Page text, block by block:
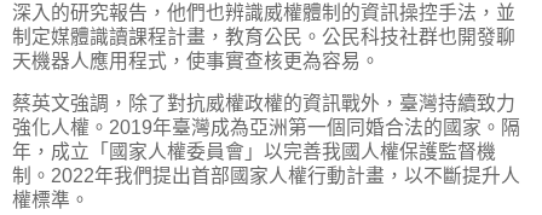
深入的研究報告，他們也辨識威權體制的資訊操控手法，並
制定媒體識讀課程計畫，教育公民。公民科技社群也開發聊
天機器人應用程式，使事實查核更為容易。
蔡英文強調，除了對抗威權政權的資訊戰外，臺灣持續致力
強化人權。2019年臺灣成為亞洲第一個同婚合法的國家。隔
年，成立「國家人權委員會」以完善我國人權保護監督機
制。2022年我們提出首部國家人權行動計畫，以不斷提升人
權標準。